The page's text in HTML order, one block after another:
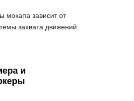
и
мокапа зависит от
захвата движений: